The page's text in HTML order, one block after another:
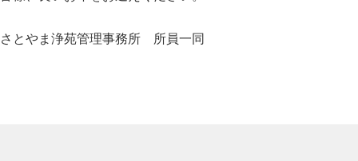
さとやま浄苑管理事務所 所員一同